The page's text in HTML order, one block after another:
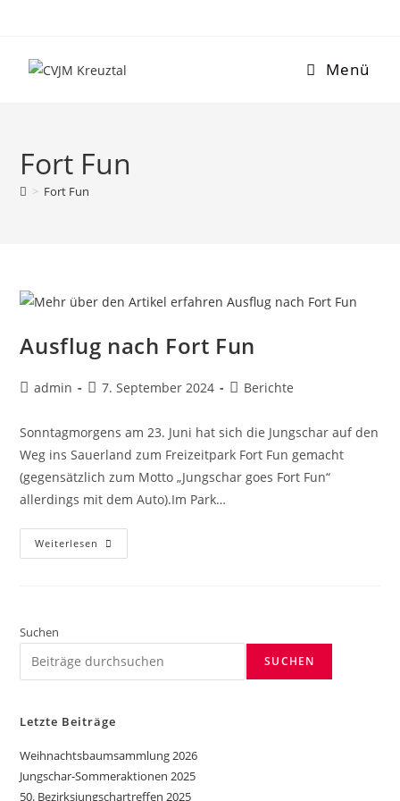
Menü
Fort Fun
> Fort Fun
Ausflug nach Fort Fun
admin 7. September 2024 Berichte
Sonntagmorgens am 23. Juni hat sich die Jungschar auf den
Weg ins Sauerland zum Freizeitpark Fort Fun gemacht
(gegensätzlich zum Motto „Jungschar goes Fort Fun“
allerdings mit dem Auto).Im Park…
Weiterlesen
Suchen
SUCHEN
Letzte Beiträge
Weihnachtsbaumsammlung 2026
Jungschar-Sommeraktionen 2025
50. Bezirksjungschartreffen 2025